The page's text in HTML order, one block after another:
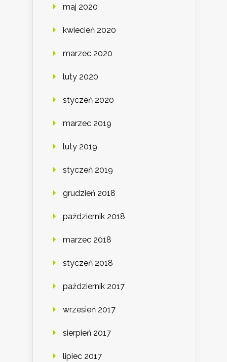
maj 2020
kwiecień 2020
marzec 2020
luty 2020
styczeń 2020
marzec 2019
luty 2019
styczeń 2019
grudzień 2018
październik 2018
marzec 2018
styczeń 2018
październik 2017
wrzesień 2017
sierpień 2017
lipiec 2017